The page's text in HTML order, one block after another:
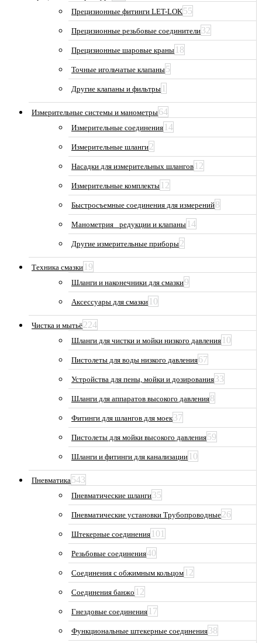
Прецизионные фитинги LET-LOK55
Прецизионные резьбовые соединители32
Прецизионные шаровые краны 18
Точные игольчатые клапаны5
Другие клапаны и фильтры 1
Измерительные системы и манометры64
Измерительные соединения 14
Измерительные шланги2
Насадки для измерительных шлангов 12
Измерительные комплекты 12
Быстросъемные соединения для измерений8
Манометрия_ редукции и клапаны 14
Другие измерительные приборы2
Техника смазки 19
Шланги и наконечники для смазки9
Аксессуары для смазки 10
Чистка и мытьё224
Шланги для чистки и мойки низкого давления 10
Пистолеты для воды низкого давления67
Устройства для пены, мойки и дозирования33
Шланги для аппаратов высокого давления8
Фитинги для шлангов для моек37
Пистолеты для мойки высокого давления59
Шланги и фитинги для канализации 10
Пневматика543
Пневматические шланги35
Пневматические установки Трубопроводные26
Штекерные соединения 101
Резьбовые соединения40
Соединения с обжимным кольцом 12
Соединения банжо 12
Гнездовые соединения 17
Функциональные штекерные соединения38